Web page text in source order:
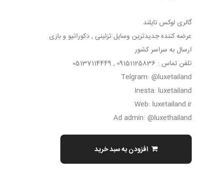
گالری لوکس تایلند
عرضه کننده جدیدترین وسایل تزئینی , دکوراتیو و بازی
ارسال به سراسر کشور
تلفن تماس : 09151125836 , 05137114449
Telgram: @luxetailand
Inesta: luxetailand
Web: luxetailand.ir
Ad admin: @luxethailand
افزودن به سبد خرید